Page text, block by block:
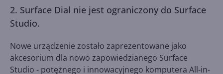
2. Surface Dial nie jest ograniczony do Surface
Studio.
Nowe urządzenie zostało zaprezentowane jako
akcesorium dla nowo zapowiedzianego Surface
Studio - potężnego i innowacyjnego komputera All-in-